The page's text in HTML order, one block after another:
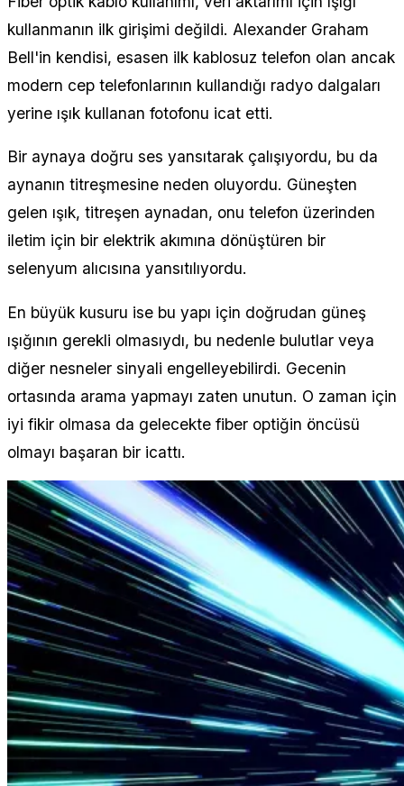
kullanmanın ilk girişimi değildi. Alexander Graham
Bell'in kendisi, esasen ilk kablosuz telefon olan ancak
modern cep telefonlarının kullandığı radyo dalgaları
yerine ışık kullanan fotofonu icat etti.
Bir aynaya doğru ses yansıtarak çalışıyordu, bu da
aynanın titreşmesine neden oluyordu. Güneşten
gelen ışık, titreşen aynadan, onu telefon üzerinden
iletim için bir elektrik akımına dönüştüren bir
selenyum alıcısına yansıtılıyordu.
En büyük kusuru ise bu yapı için doğrudan güneş
ışığının gerekli olmasıydı, bu nedenle bulutlar veya
diğer nesneler sinyali engelleyebilirdi. Gecenin
ortasında arama yapmayı zaten unutun. O zaman için
iyi fikir olmasa da gelecekte fiber optiğin öncüsü
olmayı başaran bir icattı.